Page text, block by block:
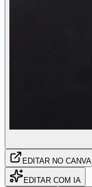
EDITAR NO CANVA
EDITAR COM IA